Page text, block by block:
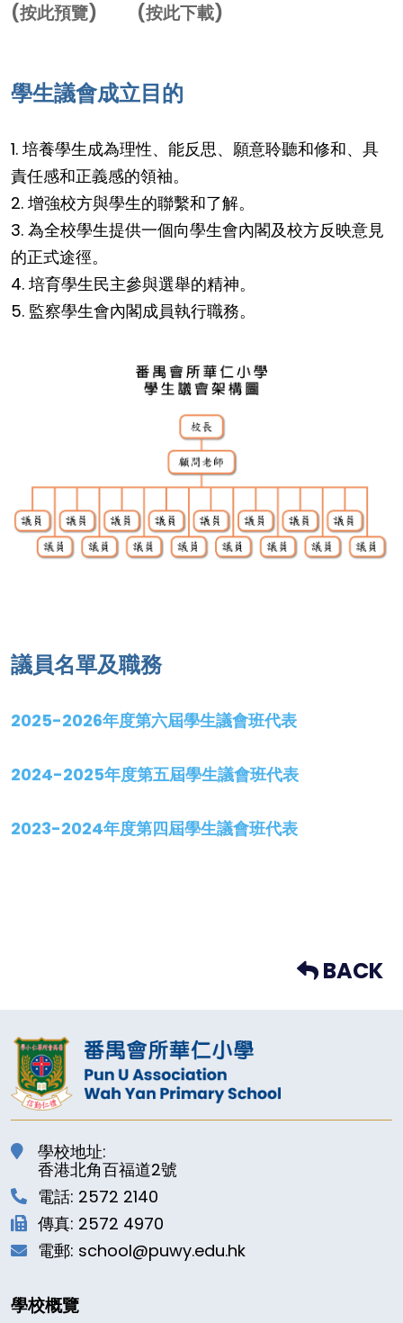
(按此預覽) (按此下載)
學生議會成立目的
1. 培養學生成為理性、能反思、願意聆聽和修和、具
責任感和正義感的領袖。
2. 增強校方與學生的聯繫和了解。
3. 為全校學生提供一個向學生會內閣及校方反映意見
的正式途徑。
4. 培育學生民主參與選舉的精神。
5. 監察學生會內閣成員執行職務。
議員名單及職務
2025-2026年度第六屆學生議會班代表
2024-2025年度第五屆學生議會班代表
2023-2024年度第四屆學生議會班代表
BACK
學校地址:
香港北角百福道2號
電話: 2572 2140
傳真: 2572 4970
電郵: school@puwy.edu.hk
學校概覽